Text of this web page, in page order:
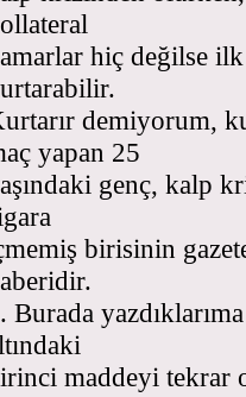
hiç değilse
demiyorum,
yapan 25
genç, kalp
birisinin
Burada
maddeyi tekrar